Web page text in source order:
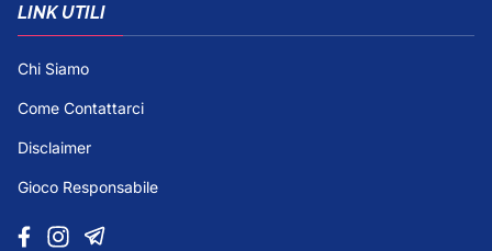
LINK UTILI
Chi Siamo
Come Contattarci
Disclaimer
Gioco Responsabile